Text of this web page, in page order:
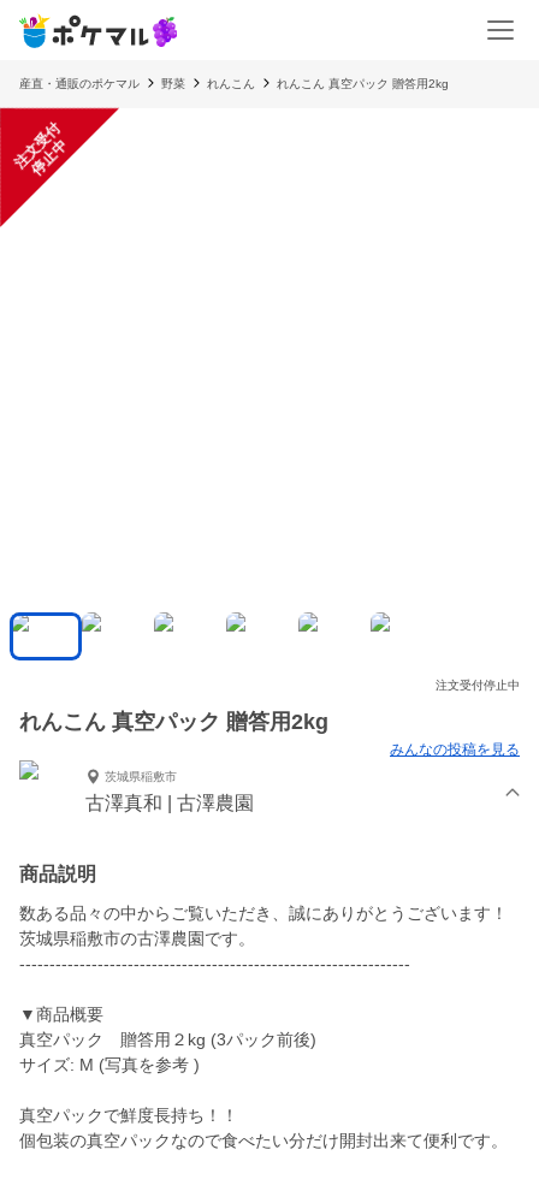
産直・通販のポケマル 野菜 れんこん れんこん 真空パック 贈答用2kg
注
文
受
付
停
止
中
注文受付停止中
れんこん 真空パック 贈答用2kg
みんなの投稿を見る
茨城県稲敷市
古澤真和 | 古澤農園
商品説明
数ある品々の中からご覧いただき、誠にありがとうございます！
茨城県稲敷市の古澤農園です。
-----------------------------------------------------------------
▼商品概要
真空パック 贈答用２kg (3パック前後)
サイズ: M (写真を参考 )
真空パックで鮮度長持ち！！
個包装の真空パックなので食べたい分だけ開封出来て便利です。